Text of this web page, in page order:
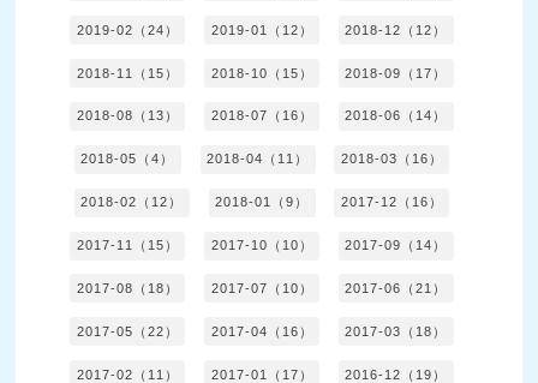
2019-02（24） 2019-01（12） 2018-12（12）
2018-11（15） 2018-10（15） 2018-09（17）
2018-08（13） 2018-07（16） 2018-06（14）
2018-05（4） 2018-04（11） 2018-03（16）
2018-02（12） 2018-01（9） 2017-12（16）
2017-11（15） 2017-10（10） 2017-09（14）
2017-08（18） 2017-07（10） 2017-06（21）
2017-05（22） 2017-04（16） 2017-03（18）
2017-02（11） 2017-01（17） 2016-12（19）